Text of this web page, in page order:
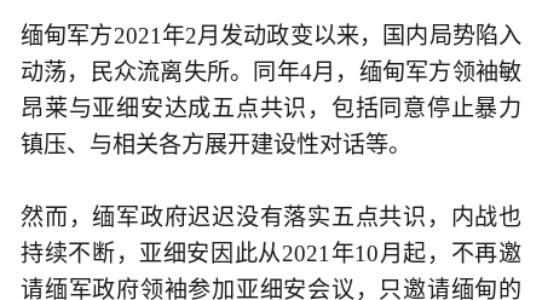
缅甸军方2021年2月发动政变以来，国内局势陷入
动荡，民众流离失所。同年4月，缅甸军方领袖敏
昂莱与亚细安达成五点共识，包括同意停止暴力
镇压、与相关各方展开建设性对话等。
然而，缅军政府迟迟没有落实五点共识，内战也
持续不断，亚细安因此从2021年10月起，不再邀
请缅军政府领袖参加亚细安会议，只邀请缅甸的